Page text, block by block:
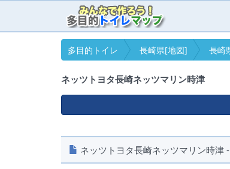
多目的トイレ 長崎県[地図] 長崎
ネッツトヨタ長崎ネッツマリン時津
ネッツトヨタ長崎ネッツマリン時津